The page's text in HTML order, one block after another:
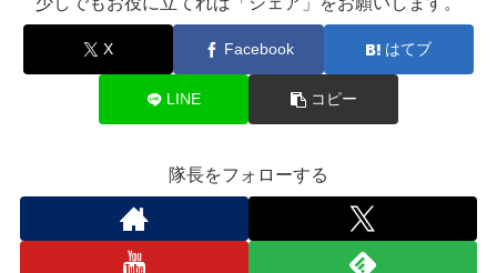
X Facebook はてブ
LINE コピー
隊長をフォローする